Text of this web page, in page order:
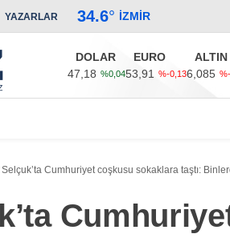
YAZARLAR 34.6° İZMIR
DOLAR
47,18 %0,04
EURO
53,91
%-0,13
ALTIN
6,085
Selçuk’ta Cumhuriyet coşkusu sokaklara taştı: